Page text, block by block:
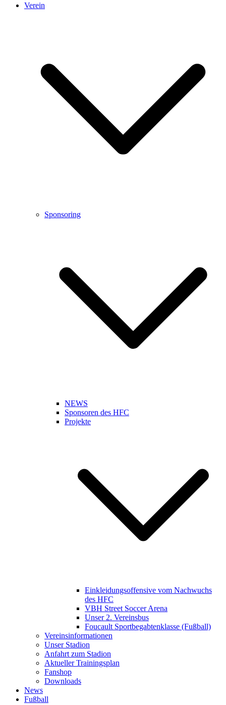
Verein
Sponsoring
NEWS
Sponsoren des HFC
Projekte
Einkleidungsoffensive vom Nachwuchs
des HFC
VBH Street Soccer Arena
Unser 2. Vereinsbus
Foucault Sportbegabtenklasse (Fußball)
Vereinsinformationen
Unser Stadion
Anfahrt zum Stadion
Aktueller Trainingsplan
Fanshop
Downloads
News
Fußball